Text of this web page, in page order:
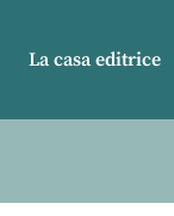
La casa editrice